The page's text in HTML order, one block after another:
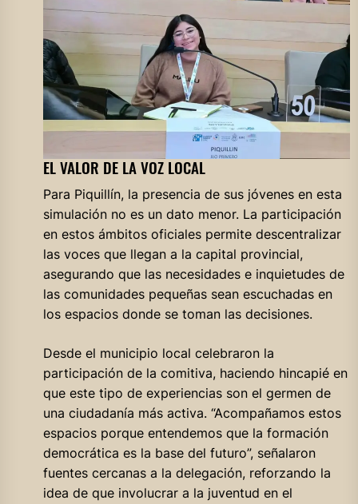
EL VALOR DE LA VOZ LOCAL
Para Piquillín, la presencia de sus jóvenes en esta
simulación no es un dato menor. La participación
en estos ámbitos oficiales permite descentralizar
las voces que llegan a la capital provincial,
asegurando que las necesidades e inquietudes de
las comunidades pequeñas sean escuchadas en
los espacios donde se toman las decisiones.
Desde el municipio local celebraron la
participación de la comitiva, haciendo hincapié en
que este tipo de experiencias son el germen de
una ciudadanía más activa. “Acompañamos estos
espacios porque entendemos que la formación
democrática es la base del futuro”, señalaron
fuentes cercanas a la delegación, reforzando la
idea de que involucrar a la juventud en el